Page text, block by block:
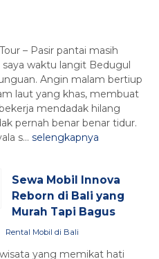
– Pasir pantai masih
waktu langit Bedugul
Angin malam bertiup
laut yang khas, membuat
mendadak hilang
pernah benar benar tidur.
s... selengkapnya
Sewa Mobil Innova
Reborn di Bali yang
Murah Tapi Bagus
Rental Mobil di Bali
yang memikat hati